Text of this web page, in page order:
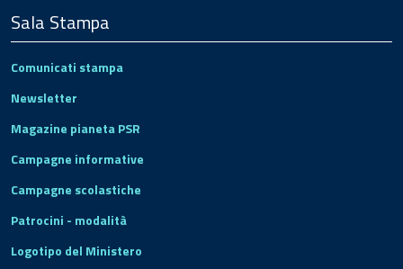
Sala Stampa
Comunicati stampa
Newsletter
Magazine pianeta PSR
Campagne informative
Campagne scolastiche
Patrocini - modalità
Logotipo del Ministero